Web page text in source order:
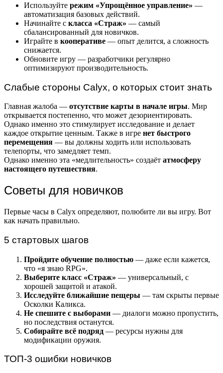
Используйте режим «Упрощённое управление» —
автоматизация базовых действий.
Начинайте с класса «Страж» — самый
сбалансированный для новичков.
Играйте в кооперативе — опыт делится, а сложность
снижается.
Обновите игру — разработчики регулярно
оптимизируют производительность.
Слабые стороны Calyx, о которых стоит знать
Главная жалоба — отсутствие карты в начале игры. Мир
открывается постепенно, что может дезориентировать.
Однако именно это стимулирует исследование и делает
каждое открытие ценным. Также в игре нет быстрого
перемещения — вы должны ходить или использовать
телепорты, что замедляет темп.
Однако именно эта «медлительность» создаёт атмосферу
настоящего путешествия.
Советы для новичков
Первые часы в Calyx определяют, полюбите ли вы игру. Вот
как начать правильно.
5 стартовых шагов
Пройдите обучение полностью — даже если кажется,
что «я знаю RPG».
Выберите класс «Страж» — универсальный, с
хорошей защитой и атакой.
Исследуйте ближайшие пещеры — там скрыты первые
Осколки Каликса.
Не спешите с выборами — диалоги можно пропустить,
но последствия останутся.
Собирайте всё подряд — ресурсы нужны для
модификации оружия.
ТОП-3 ошибки новичков